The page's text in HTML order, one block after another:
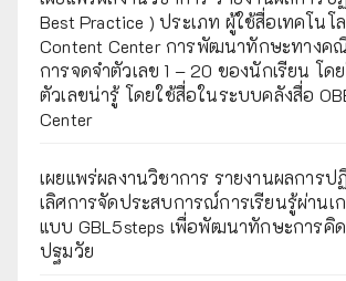
Best Practice ) ประเภท ผู้ใช้สื่อเทคโนโ
Content Center การพัฒนาทักษะทางค
การจดจำตัวเลข 1 – 20 ของนักเรียน โด
ตัวเลขน่ารู้ โดยใช้สื่อในระบบคลังสื่อ
Center
เผยแพร่ผลงานวิชาการ รายงานผลการ
เลิศการจัดประสบการณ์การเรียนรู้ผ่านเ
แบบ GBL5steps เพื่อพัฒนาทักษะการคิ
ปฐมวัย